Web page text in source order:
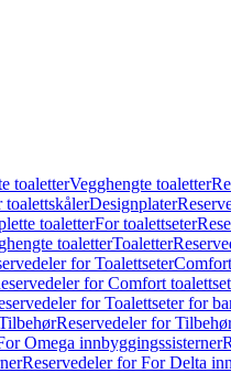
toaletterVegghengte toaletter
toalettskålerDesignplater
toaletterFor toalettseter
toaletterToaletter
for Toalettseter
for Comfort
for Toalettseter for
Reservedeler for
Omega innbyggingssisterner
Reservedeler for For Delta